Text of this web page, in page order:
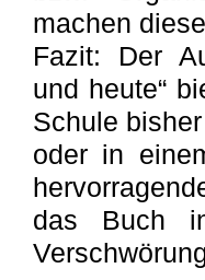
machen
Fazit: Der
und heute“
Schule
oder in
das Buch